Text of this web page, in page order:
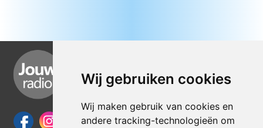
Wij gebruiken cookies
Wij maken gebruik van cookies en
andere tracking-technologieën om